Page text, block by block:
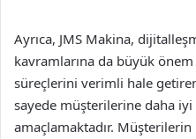
Ayrıca, JMS Makina,
kavramlarına da büyük
süreçlerini verimli hale
sayede müşterilerine daha iyi
amaçlamaktadır.